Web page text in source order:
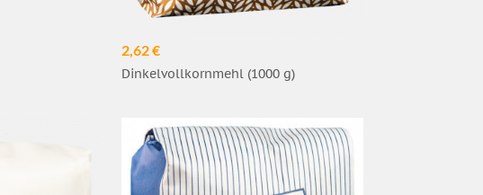
2,62 €
Dinkelvollkornmehl (1000 g)